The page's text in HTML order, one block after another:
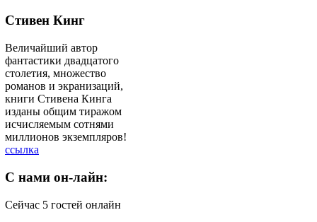
Стивен Кинг
Величайший автор
фантастики двадцатого
столетия, множество
романов и экранизаций,
книги Стивена Кинга
изданы общим тиражом
исчисляемым сотнями
миллионов экземпляров!
ссылка
C нами он-лайн:
Сейчас 5 гостей онлайн